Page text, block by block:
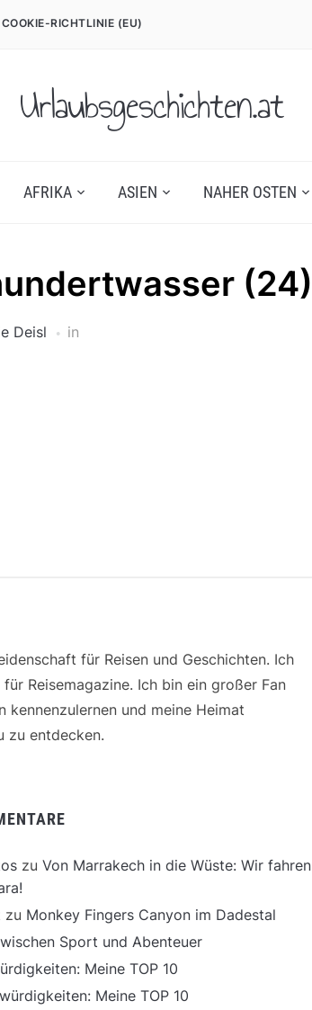
COOKIE-RICHTLINIE (EU)
Urlaubsgeschichten.at
AFRIKA ASIEN NAHER OSTEN
(24)
Deisl in
für Reisen und Geschichten. Ich
Reisemagazine. Ich bin ein großer Fan
und meine Heimat
zu entdecken.
zu Von Marrakech in die Wüste: Wir fahren
zu Monkey Fingers Canyon im Dadestal
Sport und Abenteuer
Meine TOP 10
Meine TOP 10